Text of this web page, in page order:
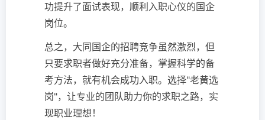
功提升了面试表现，顺利入职心仪的国企
岗位。
总之，大同国企的招聘竞争虽然激烈，但
只要求职者做好充分准备，掌握科学的备
考方法，就有机会成功入职。选择"老黄选
岗"，让专业的团队助力你的求职之路，实
现职业理想！